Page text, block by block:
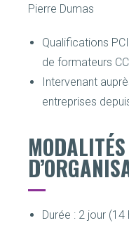
Pierre Dumas
Qualifications
de formateurs
Intervenant
entreprises
MODALITÉS
Durée : 2 jour (14